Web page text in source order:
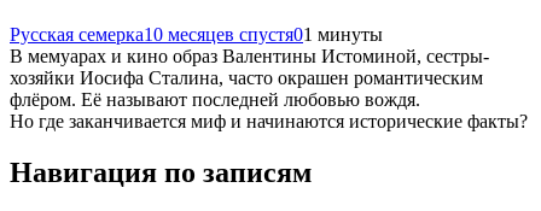
Русская семерка10 месяцев спустя01 минуты
В мемуарах и кино образ Валентины Истоминой, сестры-
хозяйки Иосифа Сталина, часто окрашен романтическим
флёром. Её называют последней любовью вождя.
Но где заканчивается миф и начинаются исторические факты?
Навигация по записям